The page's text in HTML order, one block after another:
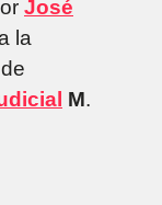
José
la
M.